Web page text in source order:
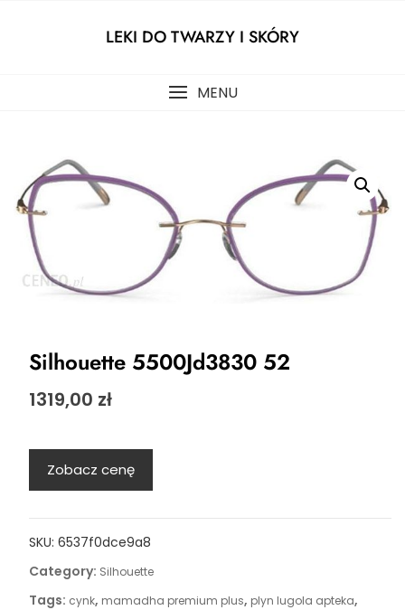
LEKI DO TWARZY I SKÓRY
MENU
Silhouette 5500Jd3830 52
1319,00 zł
Zobacz cenę
SKU: 6537f0dce9a8
Category: Silhouette
Tags: cynk, mamadha premium plus, plyn lugola apteka,